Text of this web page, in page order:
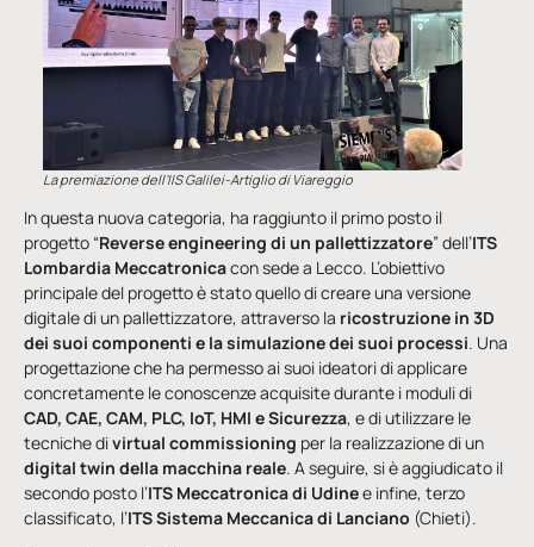
La premiazione dell’IIS Galilei-Artiglio di Viareggio
In questa nuova categoria, ha raggiunto il primo posto il
progetto “Reverse engineering di un pallettizzatore” dell’ITS
Lombardia Meccatronicacon sede a Lecco. L’obiettivo
principale del progetto è stato quello di creare una versione
digitale di un pallettizzatore, attraverso la ricostruzione in 3D
dei suoi componenti e la simulazione dei suoi processi. Una
progettazione che ha permesso ai suoi ideatori di applicare
concretamente le conoscenze acquisite durante i moduli di
CAD, CAE, CAM, PLC, IoT, HMI e Sicurezza, e di utilizzare le
tecniche divirtual commissioning per la realizzazione di un
digital twin della macchina reale. A seguire, si è aggiudicato il
secondo posto l’ITS Meccatronica di Udinee infine, terzo
classificato, l’ITS Sistema Meccanica di Lanciano (Chieti).